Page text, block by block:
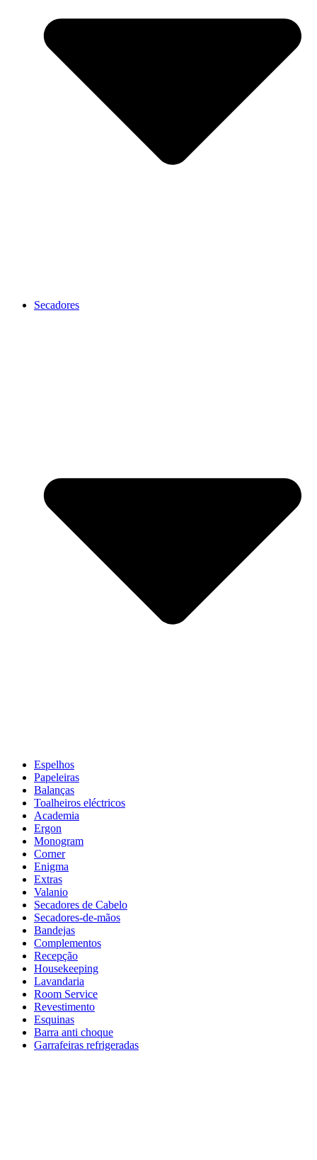
Secadores
Espelhos
Papeleiras
Balanças
Toalheiros eléctricos
Academia
Ergon
Monogram
Corner
Enigma
Extras
Valanio
Secadores de Cabelo
Secadores-de-mãos
Bandejas
Complementos
Recepção
Housekeeping
Lavandaria
Room Service
Revestimento
Esquinas
Barra anti choque
Garrafeiras refrigeradas